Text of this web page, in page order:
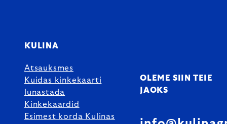
KULINA
Atsauksmes
Kuidas kinkekaarti
lunastada
Kinkekaardid
Esimest korda Kulinas
OLEME SIIN TEIE
JAOKS